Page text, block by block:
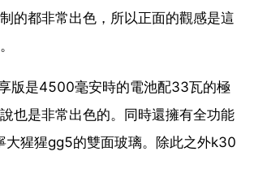
的都非常出色，所以正面的觀感是這
版是4500毫安時的電池配33瓦的極
也是非常出色的。同時還擁有全功能
大猩猩gg5的雙面玻璃。除此之外k30